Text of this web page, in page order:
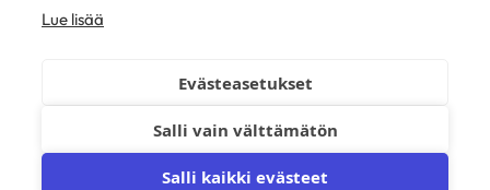
© 2026 teltat.fi – TMK Tori- ja markkinakaupan
palvelukeskus Oy.
Lue lisää
Evästeasetukset
Salli vain välttämätön
Salli kaikki evästeet